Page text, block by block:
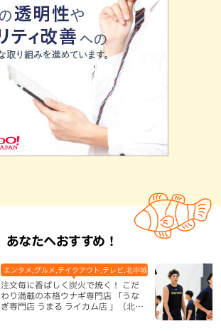
あなたへおすすめ！
注文毎に香ばしく炭火で焼く！ こだ
わり満載の本格ウナギ専門店 「うな
ぎ専門店 うまる ライカム店 」（北中
エンタメ,グルメ,テイクアウト,テレビ,北中城村,和食・日本料理,地